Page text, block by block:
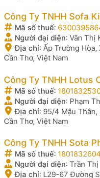
Công Ty TNHH Sofa
Mã số thuế:
Người đại diện: Văn Thị
Địa chỉ: Ấp Trường Hòa,
Cần Thơ, Việt Nam
Công Ty TNHH Lotus
Mã số thuế:
Người đại diện: Phạm
Địa chỉ: 95/4 Mậu
Cần Thơ, Việt Nam
Công Ty TNHH Sota
Mã số thuế: 1801832604
Người đại diện: Trần Thị
Địa chỉ: L29-67 Đường